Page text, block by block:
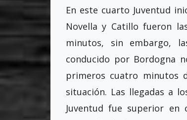
En este cuarto Juventud
Novella y Catillo fueron
minutos, sin embargo,
conducido por Bordogna
primeros cuatro minutos
situación. Las llegadas a
Juventud fue superior en